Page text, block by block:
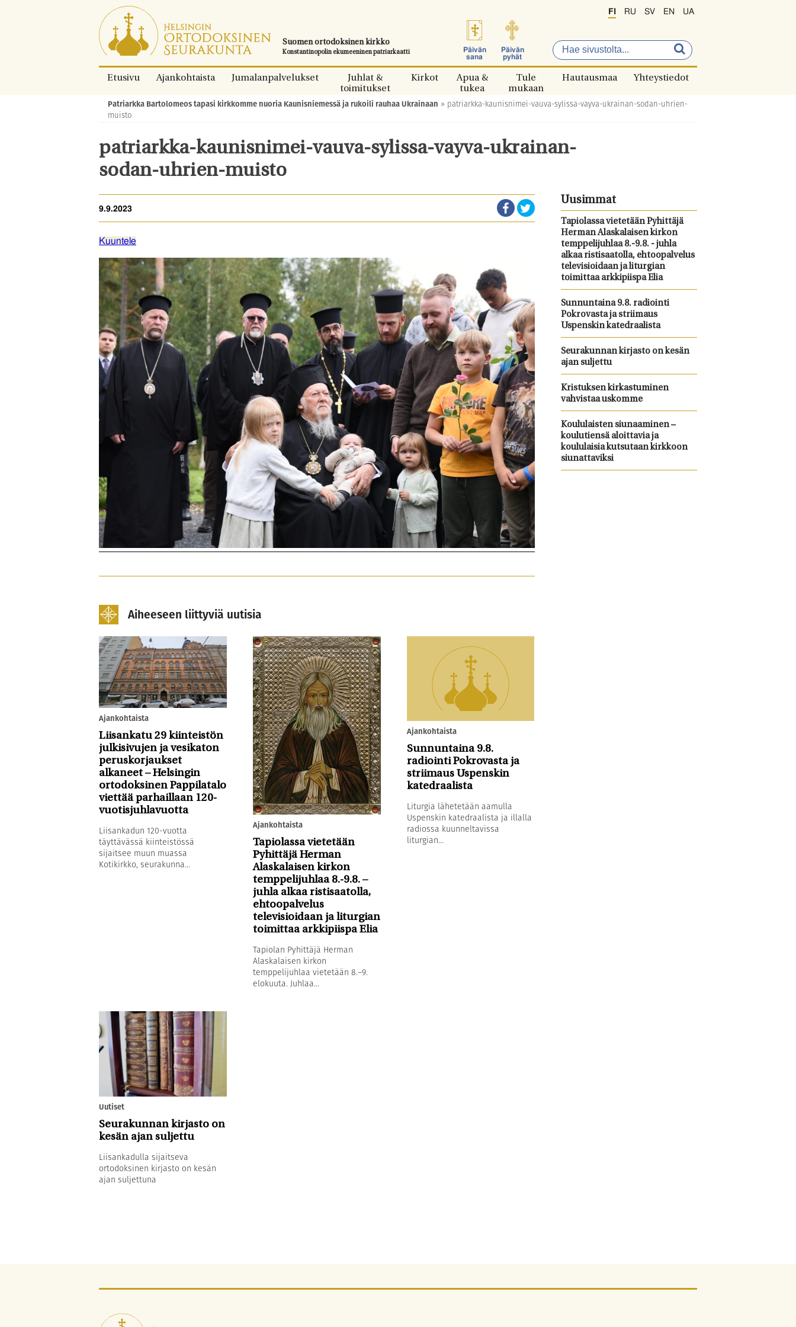
Siirry
suoraan
sisältöön.
Suomen ortodoksinen kirkko
Konstantinopolin ekumeeninen patriarkaatti
Päivän
sana
Päivän
pyhät
FI RU SV EN UA
Etusivu Ajankohtaista Jumalanpalvelukset
Juhlat &
toimitukset
Kirkot
Apua &
tukea
Tule
mukaan
Hautausmaa Yhteystiedot
Murupolku:
Patriarkka Bartolomeos tapasi kirkkomme nuoria Kaunisniemessä ja rukoili rauhaa Ukrainaan » patriarkka-kaunisnimei-vauva-sylissa-vayva-ukrainan-sodan-uhrien-
muisto
patriarkka-kaunisnimei-vauva-sylissa-vayva-ukrainan-
sodan-uhrien-muisto
9.9.2023
Kuuntele
Aiheeseen liittyviä uutisia
Ajankohtaista
Liisankatu 29 kiinteistön
julkisivujen ja vesikaton
peruskorjaukset
alkaneet – Helsingin
ortodoksinen Pappilatalo
viettää parhaillaan 120-
vuotisjuhlavuotta
Liisankadun 120-vuotta
täyttävässä kiinteistössä
sijaitsee muun muassa
Kotikirkko, seurakunna...
Ajankohtaista
Tapiolassa vietetään
Pyhittäjä Herman
Alaskalaisen kirkon
temppelijuhlaa 8.-9.8. –
juhla alkaa ristisaatolla,
ehtoopalvelus
televisioidaan ja liturgian
toimittaa arkkipiispa Elia
Tapiolan Pyhittäjä Herman
Alaskalaisen kirkon
temppelijuhlaa vietetään 8.–9.
elokuuta. Juhlaa...
Ajankohtaista
Sunnuntaina 9.8.
radiointi Pokrovasta ja
striimaus Uspenskin
katedraalista
Liturgia lähetetään aamulla
Uspenskin katedraalista ja illalla
radiossa kuunneltavissa
liturgian...
Uutiset
Seurakunnan kirjasto on
kesän ajan suljettu
Liisankadulla sijaitseva
ortodoksinen kirjasto on kesän
ajan suljettuna
Uusimmat
Tapiolassa vietetään Pyhittäjä
Herman Alaskalaisen kirkon
temppelijuhlaa 8.-9.8. - juhla
alkaa ristisaatolla, ehtoopalvelus
televisioidaan ja liturgian
toimittaa arkkipiispa Elia
Sunnuntaina 9.8. radiointi
Pokrovasta ja striimaus
Uspenskin katedraalista
Seurakunnan kirjasto on kesän
ajan suljettu
Kristuksen kirkastuminen
vahvistaa uskomme
Koululaisten siunaaminen –
koulutiensä aloittavia ja
koululaisia kutsutaan kirkkoon
siunattaviksi